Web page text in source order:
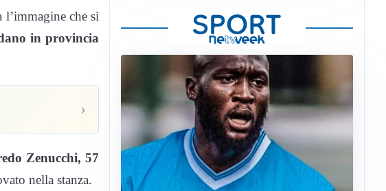
l’immagine che si
in provincia
›
Zenucchi, 57
nella stanza.